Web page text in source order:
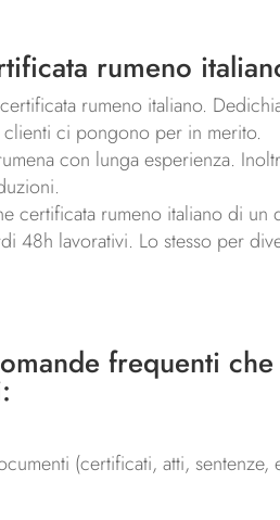
rumeno
rumeno italiano.
ci pongono per in merito.
con lunga esperienza.
certificata rumeno italiano di
48h lavorativi. Lo stesso per
frequenti
(certificati, atti, sentenze,